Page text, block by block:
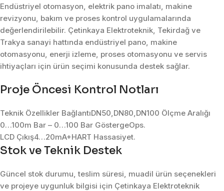
Endüstriyel otomasyon, elektrik pano imalatı, makine
revizyonu, bakım ve proses kontrol uygulamalarında
değerlendirilebilir. Çetinkaya Elektroteknik, Tekirdağ ve
Trakya sanayi hattında endüstriyel pano, makine
otomasyonu, enerji izleme, proses otomasyonu ve servis
ihtiyaçları için ürün seçimi konusunda destek sağlar.
Proje Öncesi Kontrol Notları
Teknik Özellikler BağlantıDN50,DN80,DN100 Ölçme Aralığı
0…100m Bar – 0…100 Bar GöstergeOps.
LCD Çıkış4…20mA+HART Hassasiyet.
Stok ve Teknik Destek
Güncel stok durumu, teslim süresi, muadil ürün seçenekleri
ve projeye uygunluk bilgisi için Çetinkaya Elektroteknik